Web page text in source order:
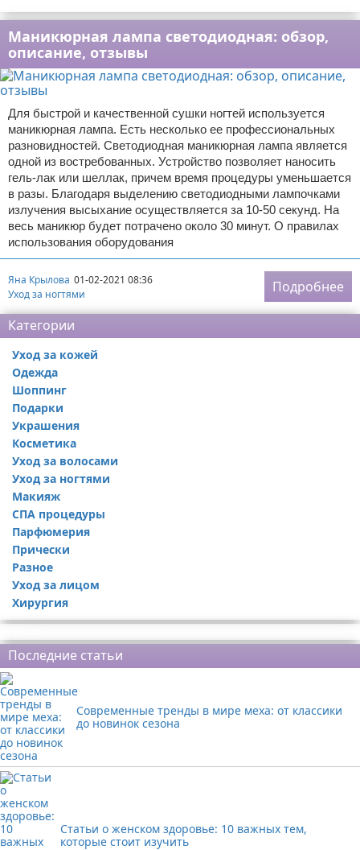
Маникюрная лампа светодиодная: обзор,
описание, отзывы
Для быстрой и качественной сушки ногтей используется
маникюрная лампа. Есть несколько ее профессиональных
разновидностей. Светодиодная маникюрная лампа является
одной из востребованных. Устройство позволяет наносить
гель-лак или шеллак, причем время процедуры уменьшается
в разы. Благодаря выделению светодиодными лампочками
излучения высыхание осуществляется за 10-50 секунд. На
весь маникюр будет потрачено около 30 минут. О правилах
использования оборудования
Яна Крылова 01-02-2021 08:36
Уход за ногтями
Подробнее
Категории
Уход за кожей
Одежда
Шоппинг
Подарки
Украшения
Косметика
Уход за волосами
Уход за ногтями
Макияж
СПА процедуры
Парфюмерия
Прически
Разное
Уход за лицом
Хирургия
Последние статьи
Современные тренды в мире меха: от классики
до новинок сезона
Статьи о женском здоровье: 10 важных тем,
которые стоит изучить